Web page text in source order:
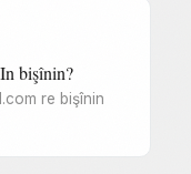
bişînin?
re bişînin